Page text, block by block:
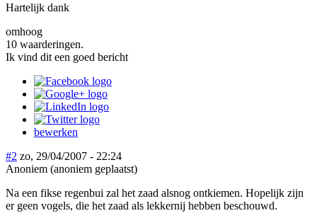
Hartelijk dank
omhoog
10 waarderingen.
Ik vind dit een goed bericht
bewerken
#2 zo, 29/04/2007 - 22:24
Anoniem (anoniem geplaatst)
Na een fikse regenbui zal het zaad alsnog ontkiemen. Hopelijk zijn
er geen vogels, die het zaad als lekkernij hebben beschouwd.